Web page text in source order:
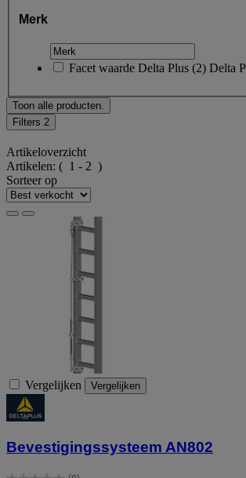
Merk
Facet waarde Delta Plus (2) Delta
Toon alle producten.
Filters 2
Artikeloverzicht
Artikelen: ( 1 - 2 )
Sorteer op
Vergelijken Vergelijken
Bevestigingssysteem AN802